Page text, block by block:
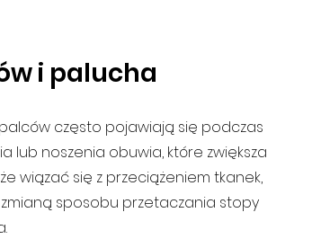
i palucha
często pojawiają się podczas
lub noszenia obuwia, które zwiększa
wiązać się z przeciążeniem tkanek,
sposobu przetaczania stopy